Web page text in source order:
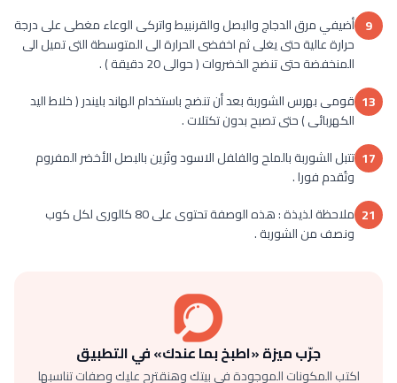
9 أضيفي مرق الدجاج والبصل والقرنبيط واتركى الوعاء مغطى على درجة
حرارة عالية حتى يغلى ثم اخفضى الحرارة الى المتوسطة التى تميل الى
المنخفضة حتى تنضج الخضروات ( حوالى 20 دقيقة ) .
13 قومى بهرس الشوربة بعد أن تنضج باستخدام الهاند بليندر ( خلاط اليد
الكهربائى ) حتى تصبح بدون تكتلات .
17 تتبل الشوربة بالملح والفلفل الاسود وتُزين بالبصل الأخضر المفروم
وتُقدم فورا .
21
ملاحظة لذيذة : هذه الوصفة تحتوى على 80 كالورى لكل كوب
ونصف من الشوربة .
جرّب ميزة «اطبخ بما عندك» في التطبيق
اكتب المكونات الموجودة في بيتك وهنقترح عليك وصفات تناسبها